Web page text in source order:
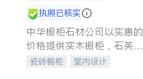
执照已核实
中华橱柜石材公司以实惠的
价格提供实木橱柜，石英石
台面，多种优质不锈钢水
瓷砖橱柜
室内设计